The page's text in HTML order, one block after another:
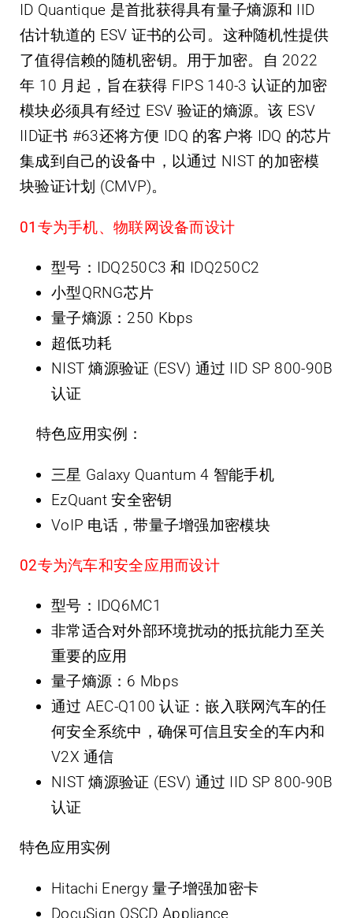
ID Quantique 是首批获得具有量子熵源和 IID
估计轨道的 ESV 证书的公司。这种随机性提供
了值得信赖的随机密钥。用于加密。自 2022
年 10 月起，旨在获得 FIPS 140-3 认证的加密
模块必须具有经过 ESV 验证的熵源。该 ESV
IID证书 #63还将方便 IDQ 的客户将 IDQ 的芯片
集成到自己的设备中，以通过 NIST 的加密模
块验证计划 (CMVP)。
01 专为手机、物联网设备而设计
型号：IDQ250C3 和 IDQ250C2
小型QRNG芯片
量子熵源：250 Kbps
超低功耗
NIST 熵源验证 (ESV) 通过 IID SP 800-90B
认证
特色应用实例：
三星 Galaxy Quantum 4 智能手机
EzQuant 安全密钥
VoIP 电话，带量子增强加密模块
02专为汽车和安全应用而设计
型号：IDQ6MC1
非常适合对外部环境扰动的抵抗能力至关
重要的应用
量子熵源：6 Mbps
通过 AEC-Q100 认证：嵌入联网汽车的任
何安全系统中，确保可信且安全的车内和
V2X 通信
NIST 熵源验证 (ESV) 通过 IID SP 800-90B
认证
特色应用实例
Hitachi Energy 量子增强加密卡
DocuSign QSCD Appliance